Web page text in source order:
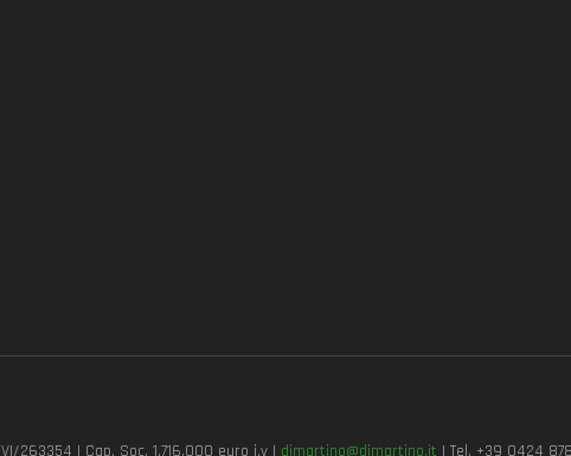
263354 | Cap. Soc. 1.716.000 euro i.v | dimartino@dimartino.it | Tel. +39 0424